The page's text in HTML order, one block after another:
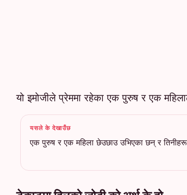
यो इमोजीले प्रेममा रहेका एक पुरुष र एक
यसले के देखाउँछ
एक पुरुष र एक महिला छेउछाउ उभिएका छन् र